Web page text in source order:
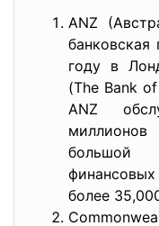
ANZ
банковская
году в
(The Bank
ANZ
более